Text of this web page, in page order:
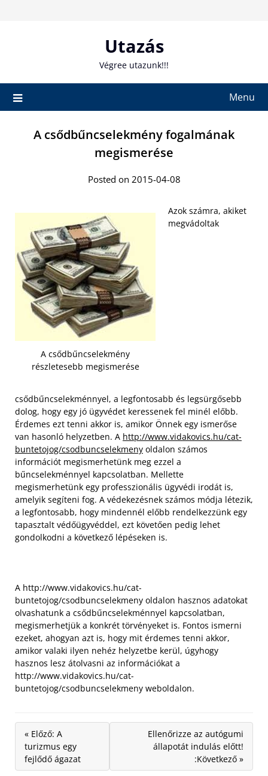
Utazás
Végree utazunk!!!
Menu
A csődbűncselekmény fogalmának
megismerése
Posted on 2015-04-08
A csődbűncselekmény
részletesebb megismerése
Azok számra, akiket
megvádoltak
csődbűncselekménnyel, a legfontosabb és legsürgősebb
dolog, hogy egy jó ügyvédet keressenek fel minél előbb.
Érdemes ezt tenni akkor is, amikor Önnek egy ismerőse
van hasonló helyzetben. A http://www.vidakovics.hu/cat-
buntetojog/csodbuncselekmeny oldalon számos
információt megismerhetünk meg ezzel a
bűncselekménnyel kapcsolatban. Mellette
megismerhetünk egy professzionális ügyvédi irodát is,
amelyik segíteni fog. A védekezésnek számos módja létezik,
a legfontosabb, hogy mindennél előbb rendelkezzünk egy
tapasztalt védőügyvéddel, ezt követően pedig lehet
gondolkodni a következő lépéseken is.
A http://www.vidakovics.hu/cat-
buntetojog/csodbuncselekmeny oldalon hasznos adatokat
olvashatunk a csődbűncselekménnyel kapcsolatban,
megismerhetjük a konkrét törvényeket is. Fontos ismerni
ezeket, ahogyan azt is, hogy mit érdemes tenni akkor,
amikor valaki ilyen nehéz helyzetbe kerül, úgyhogy
hasznos lesz átolvasni az információkat a
http://www.vidakovics.hu/cat-
buntetojog/csodbuncselekmeny weboldalon.
« Előző: A
turizmus egy
fejlődő ágazat
Ellenőrizze az autógumi
állapotát indulás előtt!
:Következő »